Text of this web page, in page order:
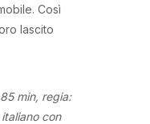
Così
lascito
min, regia:
con